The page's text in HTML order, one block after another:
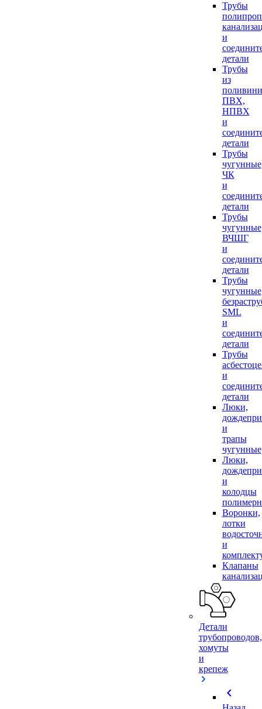
Трубы
и
детали
Трубы
из
ПВХ,
НПВХ
и
детали
Трубы
чугунные
ЧК
и
детали
Трубы
чугунные
ВЧШГ
и
детали
Трубы
чугунные
SML
и
детали
Трубы
и
детали
Люки,
и
трапы
чугунные
Люки,
и
колодцы
Воронки,
лотки
и
Клапаны
Детали
трубопроводов,
хомуты
и
крепеж
chevron_left